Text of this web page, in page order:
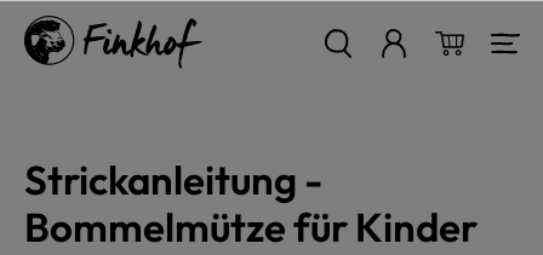
springen
Strickanleitung -
Bommelmütze für Kinder